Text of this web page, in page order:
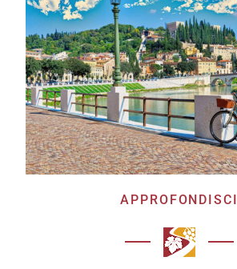
APPROFONDISCI